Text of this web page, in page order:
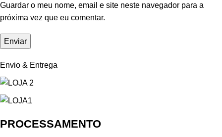
Guardar o meu nome, email e site neste navegador para a
próxima vez que eu comentar.
Envio & Entrega
PROCESSAMENTO